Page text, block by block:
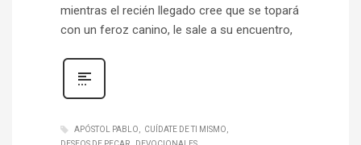
mientras el recién llegado cree que se topará
con un feroz canino, le sale a su encuentro,
APÓSTOL PABLO
CUÍDATE DE TI MISMO